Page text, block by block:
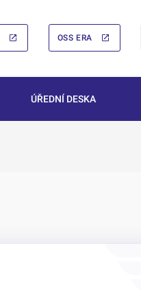
OSS ERA
ÚŘEDNÍ DESKA